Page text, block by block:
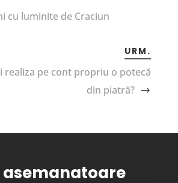
cu luminite de Craciun
URM.
realiza pe cont propriu o potecă
din piatră?